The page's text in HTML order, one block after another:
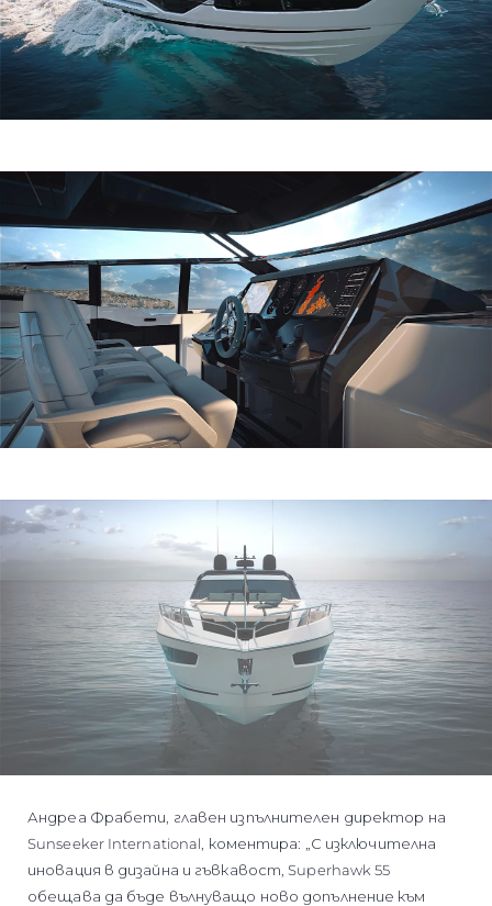
Андреа Фрабети, главен изпълнителен директор на
Sunseeker International, коментира: „С изключителна
иновация в дизайна и гъвкавост, Superhawk 55
обещава да бъде вълнуващо ново допълнение към